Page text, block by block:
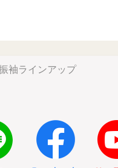
袖ラインアップ